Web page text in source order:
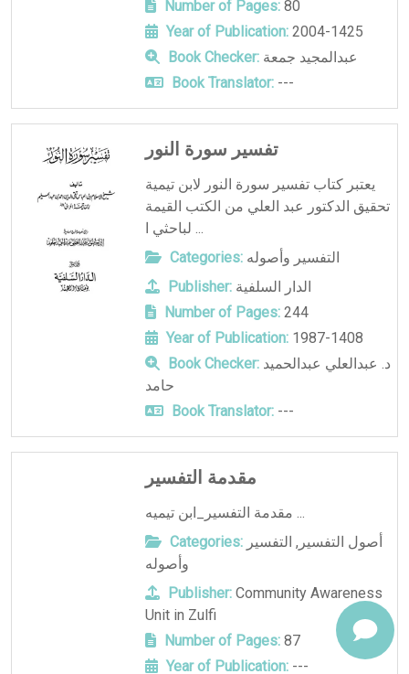
Number of Pages:80
Year of Publication:2004-1425
Book Checker: عبدالمجيد جمعة
Book Translator:---
تفسير سورة النور
يعتبر كتاب تفسير سورة النور لابن تيمية
تحقيق الدكتور عبد العلي من الكتب القيمة
لباحثي ا ...
Categories: التفسير وأصوله
Publisher: الدار السلفية
Number of Pages:244
Year of Publication:1987-1408
Book Checker:د. عبدالعلي عبدالحميد
حامد
Book Translator:---
مقدمة التفسير
مقدمة التفسير_ابن تيميه ...
Categories:
أصول التفسير , التفسير
وأصوله
Publisher: Community Awareness
Unit in Zulfi
Number of Pages:87
Year of Publication:---